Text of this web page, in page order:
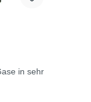
in sehr